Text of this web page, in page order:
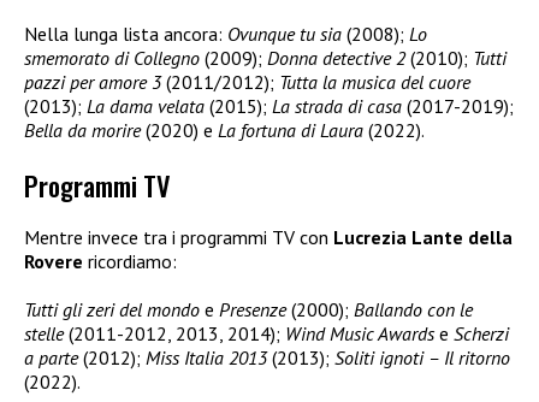
Nella lunga lista ancora: Ovunque tu sia (2008); Lo
smemorato di Collegno (2009); Donna detective 2(2010); Tutti
pazzi per amore 3(2011/2012); Tutta la musica del cuore
(2013); La dama velata (2015); La strada di casa (2017-2019);
Bella da morire(2020) e La fortuna di Laura (2022).
Programmi TV
Mentre invece tra i programmi TV con Lucrezia Lante della
Rovere ricordiamo:
Tutti gli zeri del mondo e Presenze(2000); Ballando con le
stelle(2011-2012, 2013, 2014); Wind Music Awardse Scherzi
a parte(2012); Miss Italia 2013(2013); Soliti ignoti – Il ritorno
(2022).